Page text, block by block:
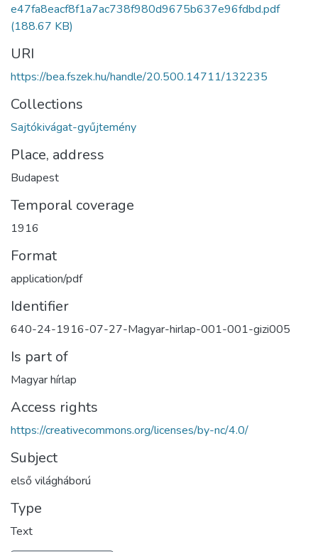
e47fa8eacf8f1a7ac738f980d9675b637e96fdbd.pdf
(188.67 KB)
URI
https://bea.fszek.hu/handle/20.500.14711/132235
Collections
Sajtókivágat-gyűjtemény
Place, address
Budapest
Temporal coverage
1916
Format
application/pdf
Identifier
640-24-1916-07-27-Magyar-hirlap-001-001-gizi005
Is part of
Magyar hírlap
Access rights
https://creativecommons.org/licenses/by-nc/4.0/
Subject
első világháború
Type
Text